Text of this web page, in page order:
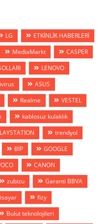
LG
ETKİNLİK HABERLERİ
MediaMarkt
CASPER
LENOVO
ASUS
Realme
VESTEL
kablosuz kulaklık
trendyol
BİP
GOOGLE
CANON
zubizu
Garanti BBVA
fizy
Bulut teknolojileri